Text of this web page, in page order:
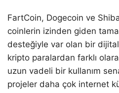
FartCoin, Dogecoin ve
coinlerin izinden giden
desteğiyle var olan bir
kripto paralardan farklı
uzun vadeli bir kullanım
projeler daha çok internet